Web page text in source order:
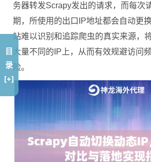
务器转发Scrapy发出的请求，而每次
期，所使用的出口IP地址都会自动更
站难以识别和追踪爬虫的真实来源，
大量不同的IP上，从而有效规避访问
险。
目
录
[+]